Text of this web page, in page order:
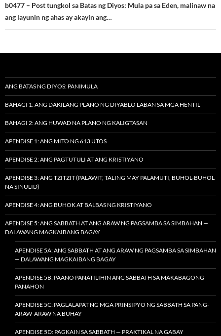
b0477 – Post tungkol sa Batas ng Diyos: Mula pa sa Eden, malinaw na
ang layunin ng ahas ay akayin ang…
ANG BATAS NG DIYOS: PANIMULA
BAHAGI 1: ANG DAKILANG PLANO NG DIYABLO LABAN SA MGA HENTIL
BAHAGI 2: ANG HUWAD NA PLANO NG KALIGTASAN
APENDISE 1: ANG MITO NG 613 UTOS
APENDISE 2: ANG PAGTUTULI AT ANG KRISTIYANO
APENDISE 3: ANG TZITZIT (PALAWIT, TALING MAY PALAMUTI, BUHOL-BUHOL
NA SINULID)
APENDISE 4: ANG BUHOK AT BALBAS NG KRISTIYANO
APENDISE 5: ANG SABBATH AT ANG ARAW NG PAGSAMBA SA SIMBAHAN —
DALAWANG MAGKAIBANG BAGAY
APENDISE 5A: ANG SABBATH AT ANG ARAW NG PAGSAMBA SA SIMBAHAN
— DALAWANG MAGKAIBANG BAGAY
APENDISE 5B: PAANO PANATILIHIN ANG SABBATH SA MAKABAGONG
PANAHON
APENDISE 5C: PAGLALAPAT NG MGA PRINSIPYO NG SABBATH SA PANG-
ARAW-ARAW NA BUHAY
APENDISE 5D: PAGKAIN SA SABBATH — PRAKTIKAL NA GABAY